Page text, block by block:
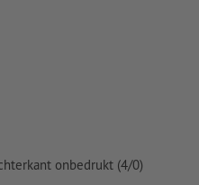
onbedrukt (4/0)